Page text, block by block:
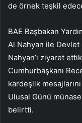
de örnek teşkil
BAE Başbakan
Al Nahyan ile Devlet
Nahyan’ı ziyaret
Cumhurbaşkanı
kardeşlik
Ulusal Günü
belirtti.